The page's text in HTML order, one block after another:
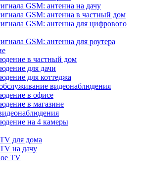
GSM: антенна на дачу
GSM: антенна в частный дом
GSM: антенна для цифрового
GSM: антенна для роутера
в частный дом
для дачи
для коттеджа
видеонаблюдения
в офисе
в магазине
на 4 камеры
для дома
на дачу
TV